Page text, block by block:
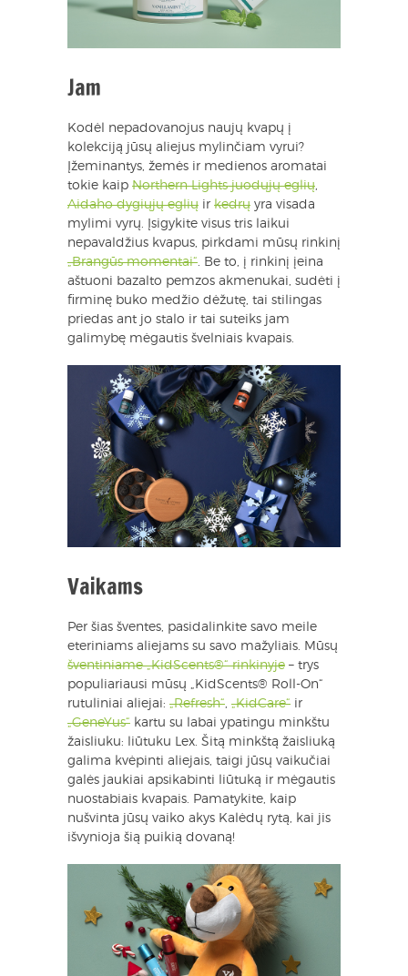
Jam
Kodėl nepadovanojus naujų kvapų į
kolekciją jūsų aliejus mylinčiam vyrui?
Įžeminantys, žemės ir medienos aromatai
tokie kaip Northern Lights juodųjų eglių,
Aidaho dygiųjų eglių ir kedrų yra visada
mylimi vyrų. Įsigykite visus tris laikui
nepavaldžius kvapus, pirkdami mūsų rinkinį
„Brangūs momentai“. Be to, į rinkinį įeina
aštuoni bazalto pemzos akmenukai, sudėti į
firminę buko medžio dėžutę, tai stilingas
priedas ant jo stalo ir tai suteiks jam
galimybę mėgautis švelniais kvapais.
Vaikams
Per šias šventes, pasidalinkite savo meile
eteriniams aliejams su savo mažyliais. Mūsų
šventiniame „KidScents®“ rinkinyje – trys
populiariausi mūsų „KidScents® Roll-On“
rutuliniai aliejai: „Refresh“, „KidCare“ ir
„GeneYus“ kartu su labai ypatingu minkštu
žaisliuku: liūtuku Lex. Šitą minkštą žaisliuką
galima kvėpinti aliejais, taigi jūsų vaikučiai
galės jaukiai apsikabinti liūtuką ir mėgautis
nuostabiais kvapais. Pamatykite, kaip
nušvinta jūsų vaiko akys Kalėdų rytą, kai jis
išvynioja šią puikią dovaną!